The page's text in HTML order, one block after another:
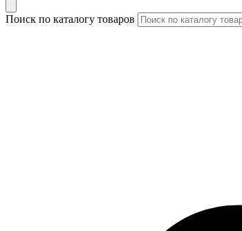
Поиск по каталогу товаров